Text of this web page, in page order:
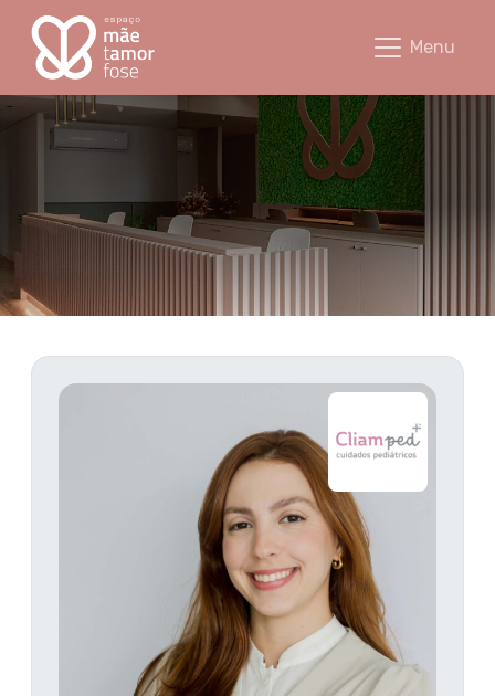
Alana Palha - Espaço Mãetamorfose
Menu